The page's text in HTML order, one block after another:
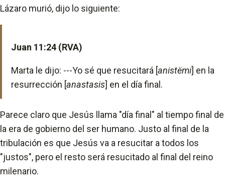
Lázaro murió, dijo lo siguiente:
Juan 11:24 (RVA)
Marta le dijo: ---Yo sé que resucitará [anistëmi] en la
resurrección [anastasis] en el día final.
Parece claro que Jesús llama "día final" al tiempo final de
la era de gobierno del ser humano. Justo al final de la
tribulación es que Jesús va a resucitar a todos los
"justos", pero el resto será resucitado al final del reino
milenario.